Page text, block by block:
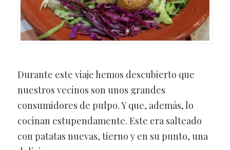
Durante este viaje hemos descubierto que
nuestros vecinos son unos grandes
consumidores de pulpo. Y que, además, lo
cocinan estupendamente. Este era salteado
con patatas nuevas, tierno y en su punto, una